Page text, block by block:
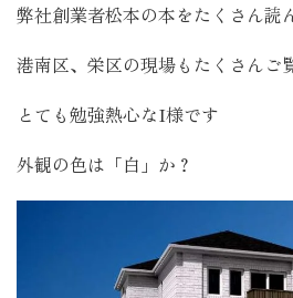
弊社創業者松本の本をたくさん読
港南区、栄区の現場もたくさんご
とても勉強熱心なI様です
外観の色は「白」か？